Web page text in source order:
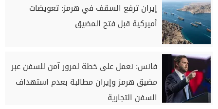
إيران ترفع السقف في هرمز: تعويضات
أميركية قبل فتح المضيق
فانس: نعمل على خطة لمرور آمن للسفن عبر
مضيق هرمز وإيران مطالبة بعدم استهداف
السفن التجارية